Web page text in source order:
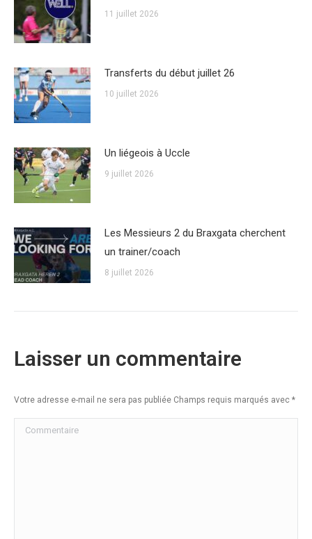
11 juillet 2026
Transferts du début juillet 26
10 juillet 2026
Un liégeois à Uccle
9 juillet 2026
Les Messieurs 2 du Braxgata cherchent
un trainer/coach
8 juillet 2026
Laisser un commentaire
Votre adresse e-mail ne sera pas publiée Champs requis marqués avec *
Commentaire